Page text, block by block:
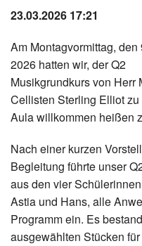
23.03.2026 17:21
Am Montagvormittag, den
2026 hatten wir, der Q2
Musikgrundkurs von Herr
Cellisten Sterling Elliot
Aula willkommen heißen
Nach einer kurzen
Begleitung führte unser
aus den vier
Astia und Hans, alle
Programm ein. Es
ausgewählten Stücken